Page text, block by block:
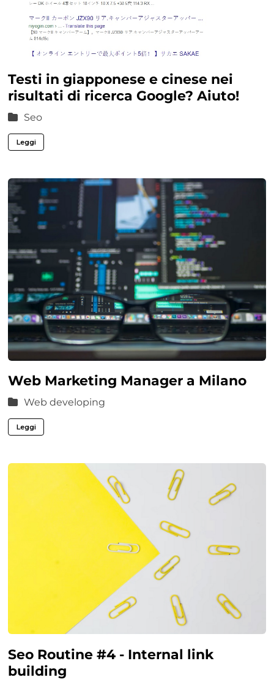
Testi in giapponese e cinese nei
risultati di ricerca Google? Aiuto!
Seo
Leggi
Web Marketing Manager a Milano
Web developing
Leggi
Seo Routine #4 - Internal link
building